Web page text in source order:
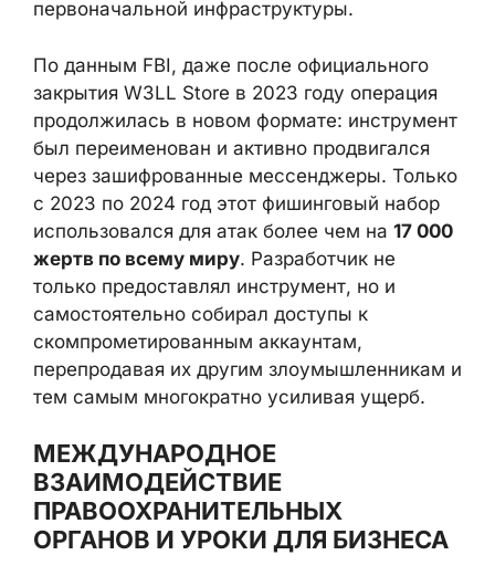
способствовало дальнейшему
инструментов этой платформы за
пределами первоначальной
инфраструктуры.
По данным FBI, даже после официального
закрытия W3LL Store в 2023 году операция
продолжилась в новом формате:
инструмент был переименован и активно
продвигался через зашифрованные
мессенджеры. Только с 2023 по 2024 год
этот фишинговый набор использовался для
атак более чем на17 000 жертв по всему
миру. Разработчик не только предоставлял
доступы к скомпрометированным
аккаунтам, перепродавая их другим
злоумышленникам и тем самым
многократно усиливая ущерб.